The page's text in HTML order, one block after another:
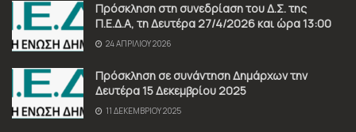
Πρόσκληση στη συνεδρίαση του Δ.Σ. της
Π.Ε.Δ.Α, τη Δευτέρα 27/4/2026 και ώρα 13:00
24 ΑΠΡΙΛΊΟΥ 2026
Πρόσκληση σε συνάντηση Δημάρχων την
Δευτέρα 15 Δεκεμβρίου 2025
11 ΔΕΚΕΜΒΡΊΟΥ 2025